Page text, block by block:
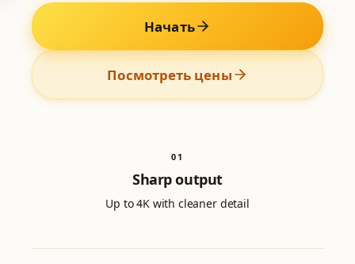
Начать
Посмотреть цены
01
Sharp output
Up to 4K with cleaner detail